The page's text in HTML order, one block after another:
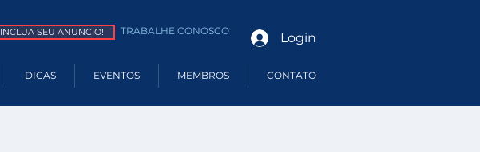
INCLUA SEU ANUNCIO! TRABALHE CONOSCO Login
DICAS EVENTOS MEMBROS CONTATO